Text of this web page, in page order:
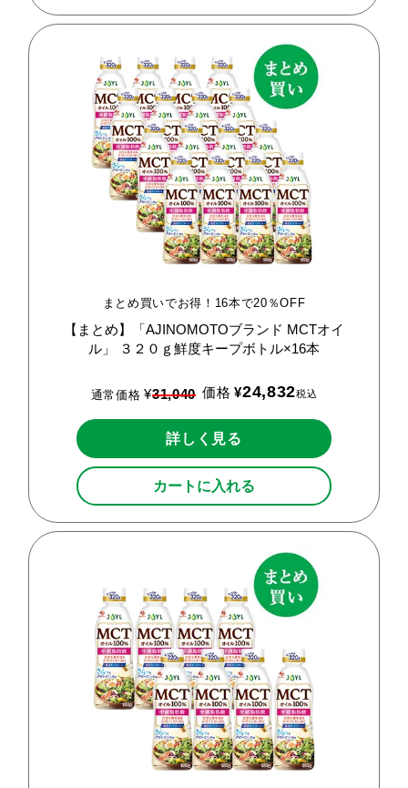
まとめ買いでお得！16本で20％OFF
【まとめ】「AJINOMOTOブランド MCTオイ
ル」
３２０ｇ鮮度キープボトル×16本
通常価格 ¥31,040 価格 ¥24,832税込
詳しく見る
カートに入れる